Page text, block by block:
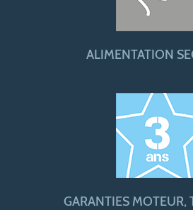
ALIMENTATION
GARANTIES MOTEUR,